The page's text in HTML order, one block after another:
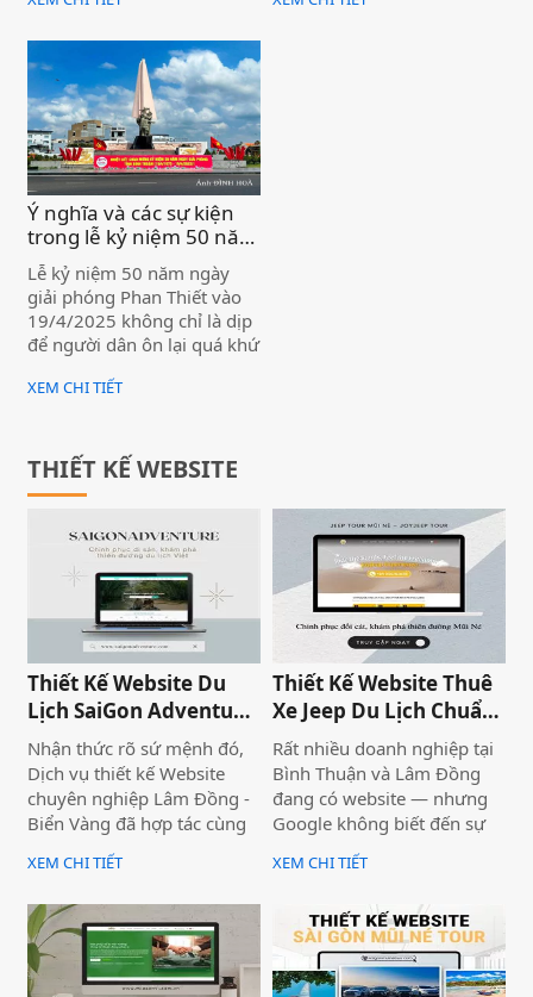
Ý nghĩa và các sự kiện
trong lễ kỷ niệm 50 năm
ngày giải phóng Phan
Thiết (19/4/2025) )
Lễ kỷ niệm 50 năm ngày
giải phóng Phan Thiết vào
19/4/2025 không chỉ là dịp
để người dân ôn lại quá khứ
để khẳng định những thành
vững. Đây cũng là thời điểm
hùng, liệt sĩ đã hy sinh vì
hòa bình và độc lập dân tộc.
XEM CHI TIẾT
THIẾT KẾ WEBSITE
Thiết Kế Website Du
Lịch SaiGon Adventure
- Top tour Saigon
Nhận thức rõ sứ mệnh đó,
Dịch vụ thiết kế Website
chuyên nghiệp Lâm Đồng -
Biển Vàng đã hợp tác cùng
thương hiệu SaiGon
Adventure để triển khai dự
cao cấp tại địa chỉ
saigonadventure.com. Dự
án không chỉ giúp SaiGon
XEM CHI TIẾT
Thiết Kế Website Thuê
Xe Jeep Du Lịch Chuẩn
SEO 2026 | JoyJeep
Rất nhiều doanh nghiệp tại
Bình Thuận và Lâm Đồng
đang có website — nhưng
Google không biết đến sự
tồn tại của họ. Không có
khách từ tìm kiếm tự nhiên,
dung đều trở nên vô nghĩa.
Vấn đề không nằm ở nội
dung hay thiếu ngân sách
XEM CHI TIẾT